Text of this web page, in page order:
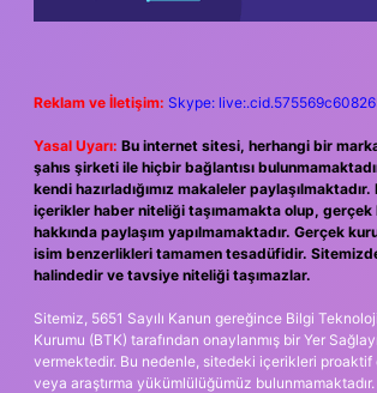
Reklam ve İletişim: Skype:
Yasal Uyarı: Bu internet sitesi, herhangi bir
şahıs şirketi ile hiçbir bağlantısı
kendi hazırladığımız makaleler
içerikler haber niteliği taşımamakta olup,
hakkında paylaşım yapılmamaktadır. Gerçek
isim benzerlikleri tamamen tesadüfidir.
halindedir ve tavsiye niteliği taşımazlar.
Sitemiz, 5651 Sayılı Kanun gereğince Bilgi
Kurumu (BTK) tarafından onaylanmış bir Yer
vermektedir. Bu nedenle, sitedeki içerikleri
veya araştırma yükümlülüğümüz